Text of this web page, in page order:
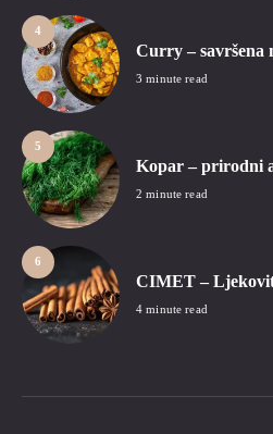
4
Curry – savršena
3 minute read
5
Kopar – prirodni
2 minute read
6
CIMET –
4 minute read